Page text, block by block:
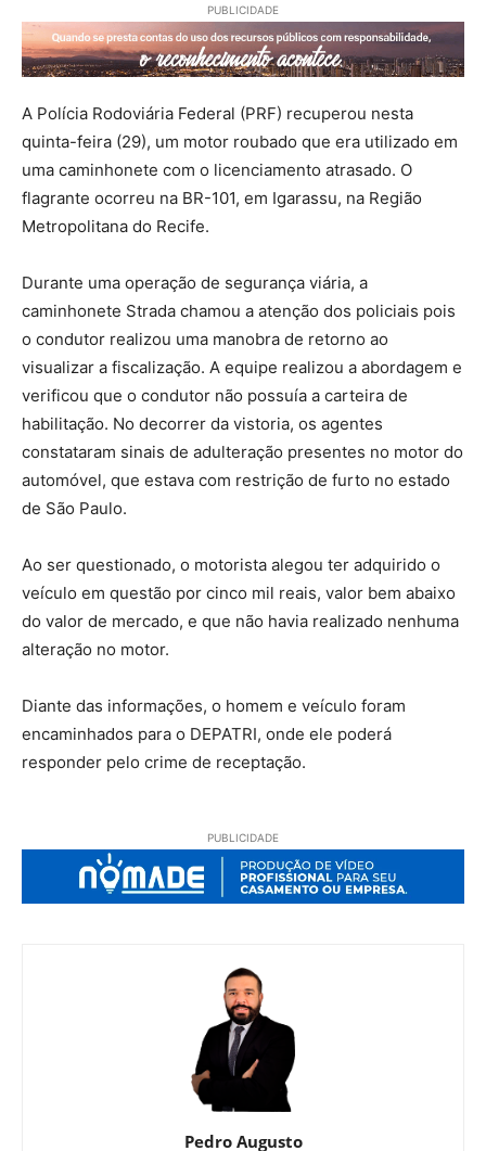
PUBLICIDADE
A Polícia Rodoviária Federal (PRF) recuperou nesta
quinta-feira (29), um motor roubado que era utilizado em
uma caminhonete com o licenciamento atrasado. O
flagrante ocorreu na BR-101, em Igarassu, na Região
Metropolitana do Recife.
Durante uma operação de segurança viária, a
caminhonete Strada chamou a atenção dos policiais pois
o condutor realizou uma manobra de retorno ao
visualizar a fiscalização. A equipe realizou a abordagem e
verificou que o condutor não possuía a carteira de
habilitação. No decorrer da vistoria, os agentes
constataram sinais de adulteração presentes no motor do
automóvel, que estava com restrição de furto no estado
de São Paulo.
Ao ser questionado, o motorista alegou ter adquirido o
veículo em questão por cinco mil reais, valor bem abaixo
do valor de mercado, e que não havia realizado nenhuma
alteração no motor.
Diante das informações, o homem e veículo foram
encaminhados para o DEPATRI, onde ele poderá
responder pelo crime de receptação.
PUBLICIDADE
Pedro Augusto